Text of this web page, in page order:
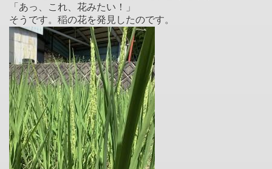
「あっ、これ、花みたい！」
そうです。稲の花を発見したのです。